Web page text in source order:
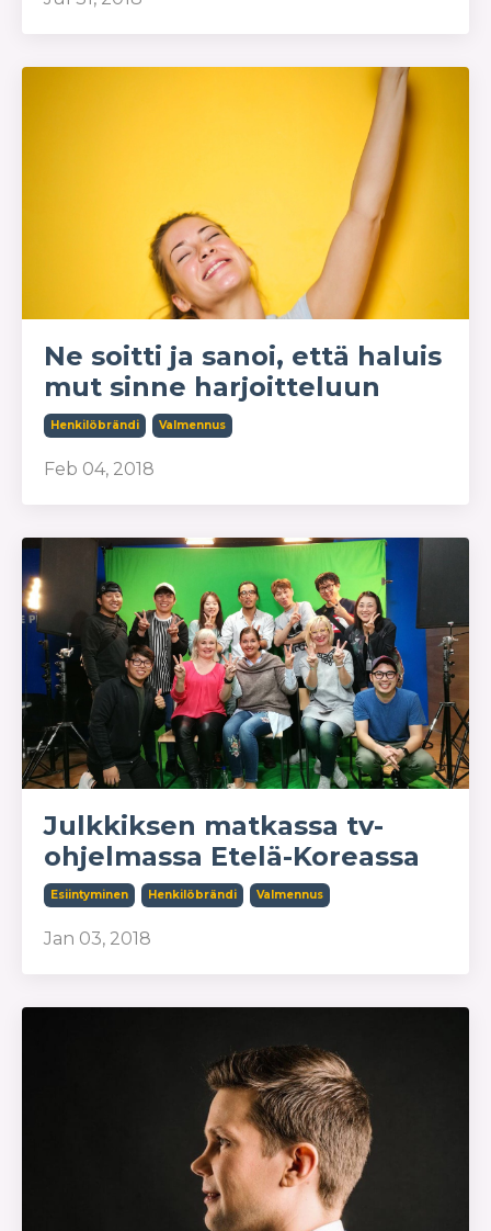
Ne soitti ja sanoi, että haluis
mut sinne harjoitteluun
Henkilöbrändi Valmennus
Feb 04, 2018
Julkkiksen matkassa tv-
ohjelmassa Etelä-Koreassa
Esiintyminen Henkilöbrändi Valmennus
Jan 03, 2018